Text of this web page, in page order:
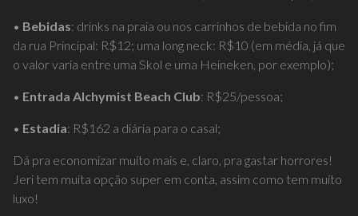
• Bebidas: drinks na praia ou nos carrinhos de bebida no fim
da rua Principal: R$12; uma long neck: R$10 (em média, já que
o valor varia entre uma Skol e uma Heineken, por exemplo);
• Entrada Alchymist Beach Club: R$25/pessoa;
• Estadia: R$162 a diária para o casal;
Dá pra economizar muito mais e, claro, pra gastar horrores!
Jeri tem muita opção super em conta, assim como tem muito
luxo!